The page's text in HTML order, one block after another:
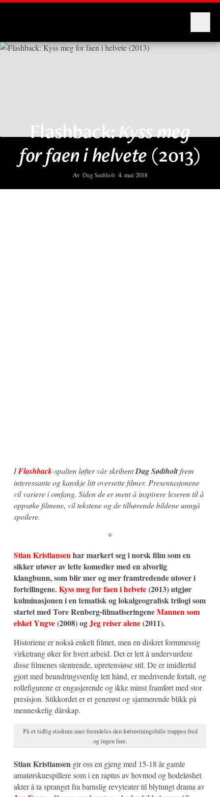
Flashback:Kyss meg
for faen i helvete(2013)
Av Dag Sødtholt 4. mai 2018
IFlashback-spalten løfter vår skribentDag Sødtholtfrem
interessante og kanskje litt oversette filmer. Presentasjonene
vil variere i omfang. Siden de er ment å inspirere leseren til å
oppsøke filmene, vil tekstene og de tilhørende bildene unngå
spoilere.
*
Stian Kristiansenhar markert seg i norsk film som en
sikker utøver av lette komedier med en alvorlig
klangbunn, som blir mer og mer framtredende utover i
fortellingene.Kyss meg for faen i helvete(2013) utgjør
kulminasjonen i en tematisk og lokalgeografisk trilogi som
startet med Tore Renberg-filmatiseringeneMannen som
elsket Yngve(2008) ogJeg reiser alene(2011).
Historiene er nokså enkelt filmet, men en diskret formmessig
virketrang øker for hvert arbeid. Det er lett å undervurdere
disse filmenes slentrende, upretensiøse stil. De er imidlertid
gjort med beundringsverdig lett hånd, er medrivende fortalt, og
rollefigurene er engasjerende og ikke minst framført med stor
presisjon. Stikkordet er et generøst og sjarmerende blikk på
menneskelig dårskap.
På et tidlig stadium aner fremdeles den fortrøstningsfulle truppen fred
og ingen fare.
Stian Kristiansen gir oss en gjeng med 15-18 år gamle
amatørskuespillere som i en raptus av hovmod og hodeløshet
akter å ta spranget fra barnslig revyteater til blytungt drama av